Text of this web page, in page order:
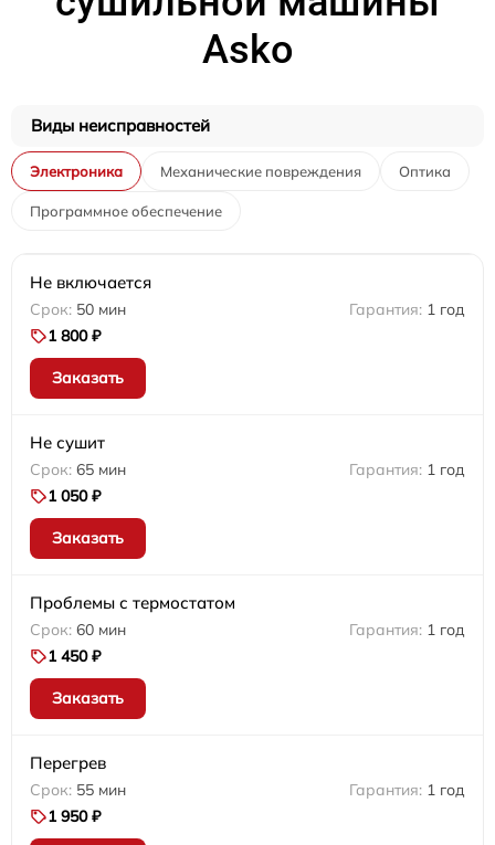
Asko
Виды неисправностей
Электроника Механические повреждения Оптика
Программное обеспечение
Не включается
50 мин
1 год
1 800 ₽
Заказать
Не сушит
65 мин
1 год
1 050 ₽
Заказать
Проблемы с термостатом
60 мин
1 год
1 450 ₽
Заказать
Перегрев
55 мин
1 год
1 950 ₽